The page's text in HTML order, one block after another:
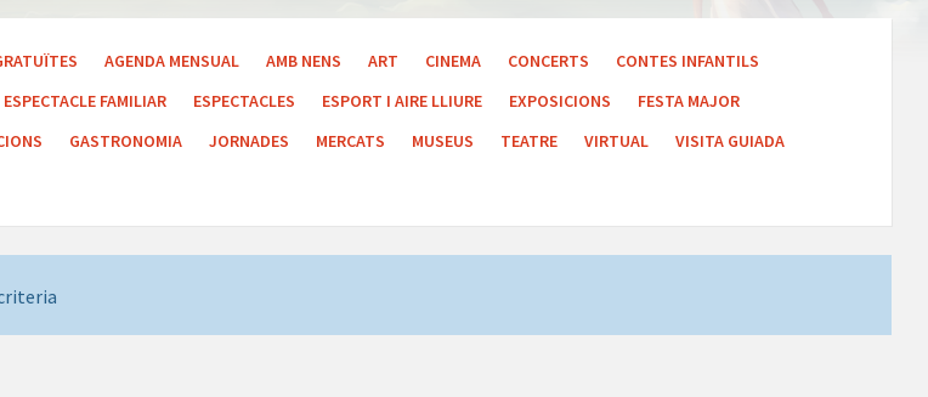
AGENDA MENSUAL AMB NENS ART CINEMA CONCERTS
CONTES INFANTILS
ESPECTACLE FAMILIAR ESPECTACLES ESPORT I AIRE LLIURE EXPOSICIONS
FESTA MAJOR
GASTRONOMIA JORNADES MERCATS MUSEUS TEATRE VIRTUAL
VISITA GUIADA